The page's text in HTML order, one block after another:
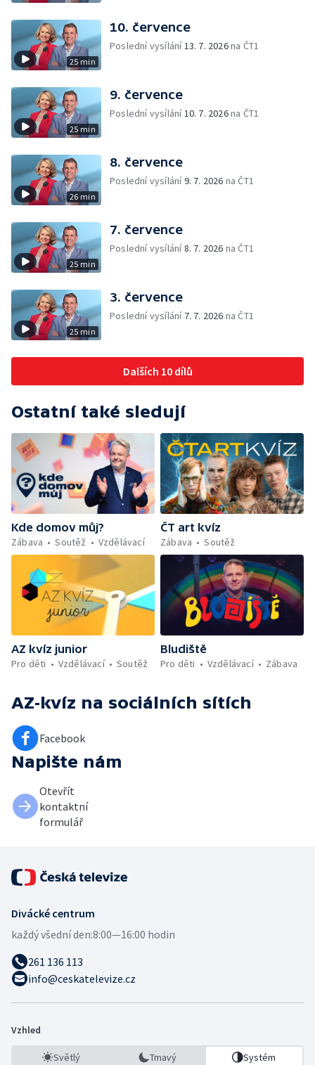
25 min
10. července
Poslední vysílání13. 7. 2026na ČT1
25 min
9. července
Poslední vysílání10. 7. 2026na ČT1
26 min
8. července
Poslední vysílání9. 7. 2026 na ČT1
25 min
7. července
Poslední vysílání8. 7. 2026 na ČT1
25 min
3. července
Poslední vysílání 7. 7. 2026 na ČT1
Dalších 10 dílů
Ostatní také sledují
Kde domov můj?
Zábava
Soutěž Vzdělávací
ČT art kvíz
Zábava
Soutěž
AZ kvíz junior
Pro děti
Vzdělávací Soutěž
Bludiště
Pro děti
Vzdělávací Zábava
AZ-kvíz na sociálních sítích
Facebook
Napište nám
Otevřít
kontaktní
formulář
Divácké centrum
každý všední den:8:00—16:00 hodin
261 136 113
info@ceskatelevize.cz
Vzhled
Světlý Tmavý Systém